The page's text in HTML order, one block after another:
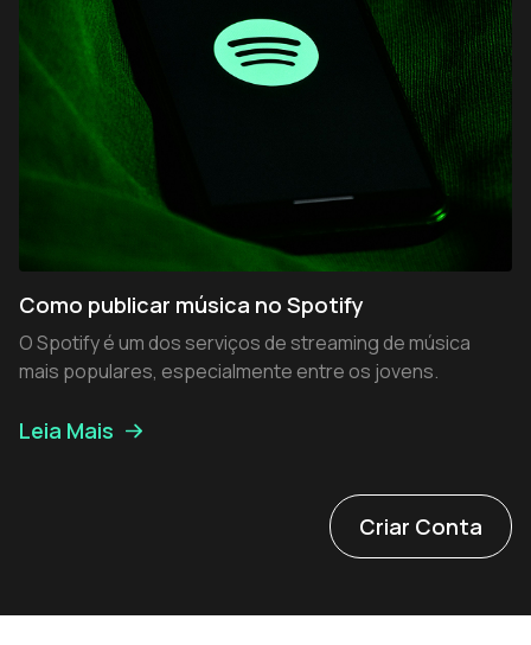
Como publicar música no Spotify
O Spotify é um dos serviços de streaming de música
mais populares, especialmente entre os jovens.
Leia Mais
Criar Conta